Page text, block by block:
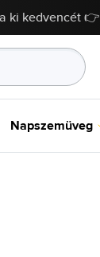
ki kedvencét 👉
Napszemüveg